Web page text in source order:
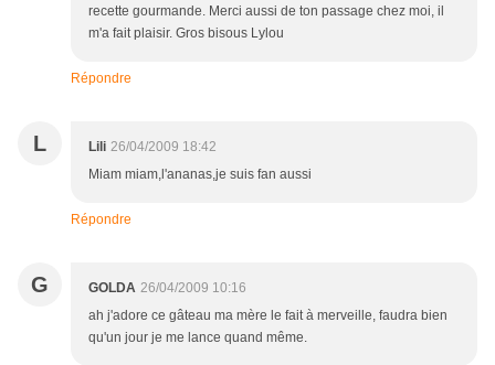
recette gourmande. Merci aussi de ton passage chez moi, il
m'a fait plaisir. Gros bisous Lylou
Répondre
L Lili 26/04/2009 18:42
Miam miam,l'ananas,je suis fan aussi
Répondre
G GOLDA 26/04/2009 10:16
ah j'adore ce gâteau ma mère le fait à merveille, faudra bien
qu'un jour je me lance quand même.